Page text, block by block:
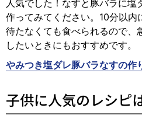
人気でした！なすと豚バラに塩
作ってみてください。10分以内
待たなくても食べられるので、
したいときにもおすすめです。
やみつき塩ダレ豚バラなすの作
子供に人気のレシピ